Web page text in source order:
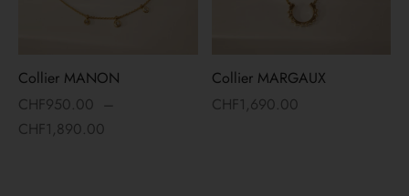
Collier MANON
CHF950.00 –
CHF1,890.00
Collier MARGAUX
CHF1,690.00